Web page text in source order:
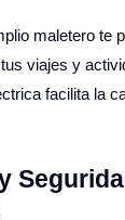
maletero te
viajes y
facilita la